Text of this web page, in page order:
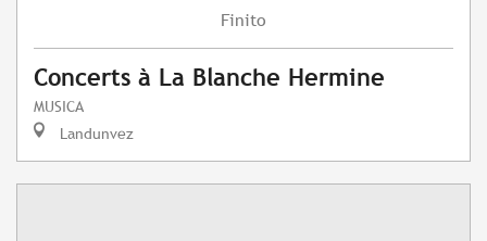
Finito
Concerts à La Blanche Hermine
MUSICA
Landunvez